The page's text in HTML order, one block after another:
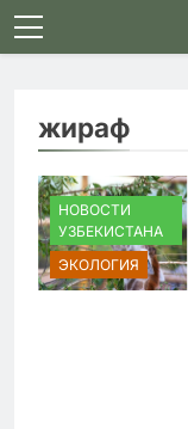
Skip
to
жираф
НОВОСТИ
УЗБЕКИСТАНА
ЭКОЛОГИЯ